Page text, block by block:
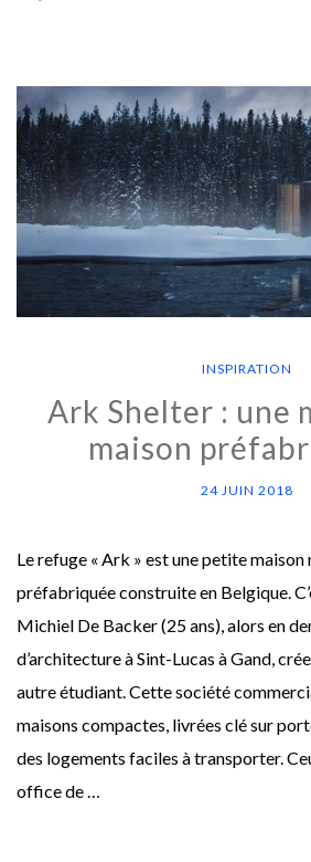
INSPIRATION
Ark Shelter : une
maison
24 JUIN 2018
Le refuge « Ark » est une petite maison
préfabriquée construite en Belgique.
Michiel De Backer (25 ans), alors en
d’architecture à Sint-Lucas à Gand,
autre étudiant. Cette société
maisons compactes, livrées clé sur
des logements faciles à transporter.
office de …